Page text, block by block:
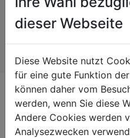
Wir nehmen uns
telefonisch und vor Ort
Zeit für deine Fragen.
Kontakt
+43 7235 63 251 420
onlineshop@friedenshort.at
dieser Webseite
Diese Website nutzt
für eine gute Funktion
können daher vom
werden, wenn Sie diese
Andere Cookies werden
Analysezwecken